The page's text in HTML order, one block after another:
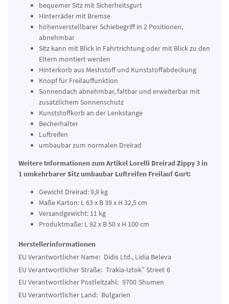
bequemer Sitz mit Sicherheitsgurt
Hinterräder mit Bremse
höhenverstellbarer Schiebegriff in 2 Positionen,
abnehmbar
Sitz kann mit Blick in Fahrtrichtung oder mit Blick zu den
Eltern montiert werden
Hinterkorb aus Meshstoff und Kunststoffabdeckung
Knopf für Freilauffunktion
Sonnendach abnehmbar, faltbar und erweiterbar mit
zusätzlichem Sonnenschutz
Kunststoffkorb an der Lenkstange
Becherhalter
Luftreifen
umbaubar zum normalen Dreirad
Weitere Informationen zum Artikel Lorelli Dreirad Zippy 3 in
1 umkehrbarer Sitz umbaubar Luftreifen Freilauf Gurt:
Gewicht Dreirad: 9,9 kg
Maße Karton: L 63 x B 39 x H 32,5 cm
Versandgewicht: 11 kg
Produktmaße: L 92 x B 50 x H 100 cm
Herstellerinformationen
EU Verantwortlicher Name: Didis Ltd., Lidia Beleva
EU Verantwortlicher Straße: Trakia-Iztok” Street 6
EU Verantwortlicher Postleitzahl: 9700 Shumen
EU Verantwortlicher Land: Bulgarien